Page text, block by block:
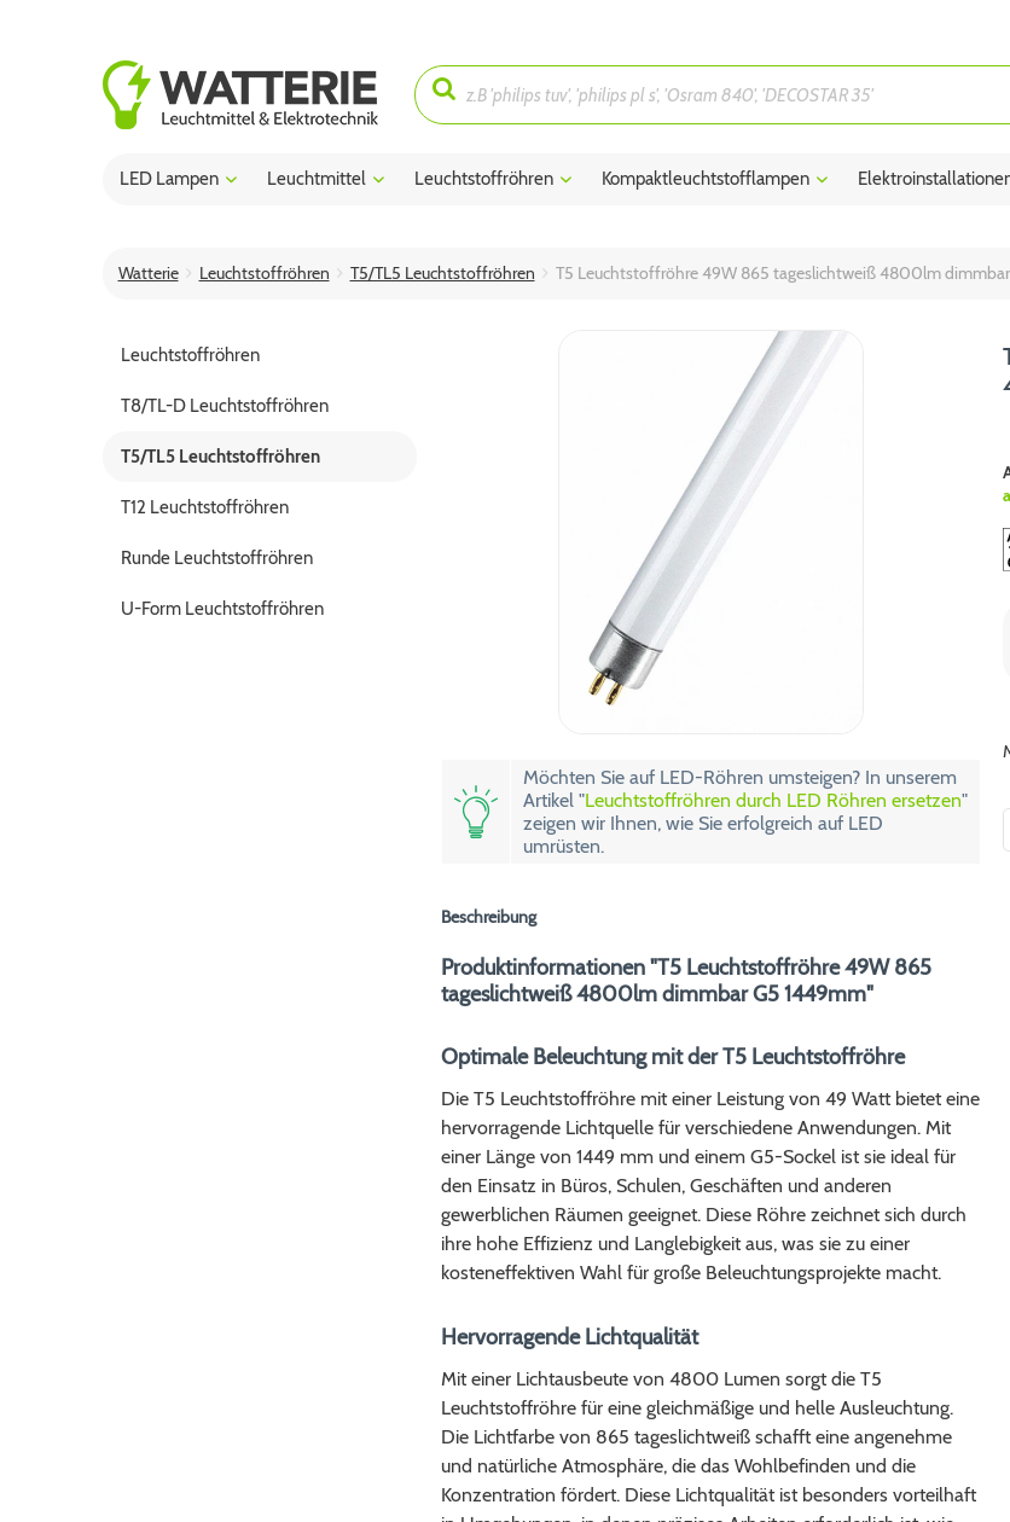
LED Lampen Leuchtmittel Leuchtstoffröhren Kompaktleuchtstofflampen
Watterie Leuchtstoffröhren T5/TL5 Leuchtstoffröhren T5 Leuchtstoffröhre 49W 865 tageslichtweiß 4800lm
Leuchtstoffröhren
T8/TL-D Leuchtstoffröhren
T5/TL5 Leuchtstoffröhren
T12 Leuchtstoffröhren
Runde Leuchtstoffröhren
U-Form Leuchtstoffröhren
Möchten Sie auf LED-Röhren umsteigen? In unserem
Artikel "Leuchtstoffröhren durch LED Röhren ersetzen"
zeigen wir Ihnen, wie Sie erfolgreich auf LED
umrüsten.
Beschreibung
Produktinformationen "T5 Leuchtstoffröhre 49W 865
tageslichtweiß 4800lm dimmbar G5 1449mm"
Optimale Beleuchtung mit der T5 Leuchtstoffröhre
Die T5 Leuchtstoffröhre mit einer Leistung von 49 Watt bietet eine
hervorragende Lichtquelle für verschiedene Anwendungen. Mit
einer Länge von 1449 mm und einem G5-Sockel ist sie ideal für
den Einsatz in Büros, Schulen, Geschäften und anderen
gewerblichen Räumen geeignet. Diese Röhre zeichnet sich durch
ihre hohe Effizienz und Langlebigkeit aus, was sie zu einer
kosteneffektiven Wahl für große Beleuchtungsprojekte macht.
Hervorragende Lichtqualität
Mit einer Lichtausbeute von 4800 Lumen sorgt die T5
Leuchtstoffröhre für eine gleichmäßige und helle Ausleuchtung.
Die Lichtfarbe von 865 tageslichtweiß schafft eine angenehme
und natürliche Atmosphäre, die das Wohlbefinden und die
Konzentration fördert. Diese Lichtqualität ist besonders vorteilhaft